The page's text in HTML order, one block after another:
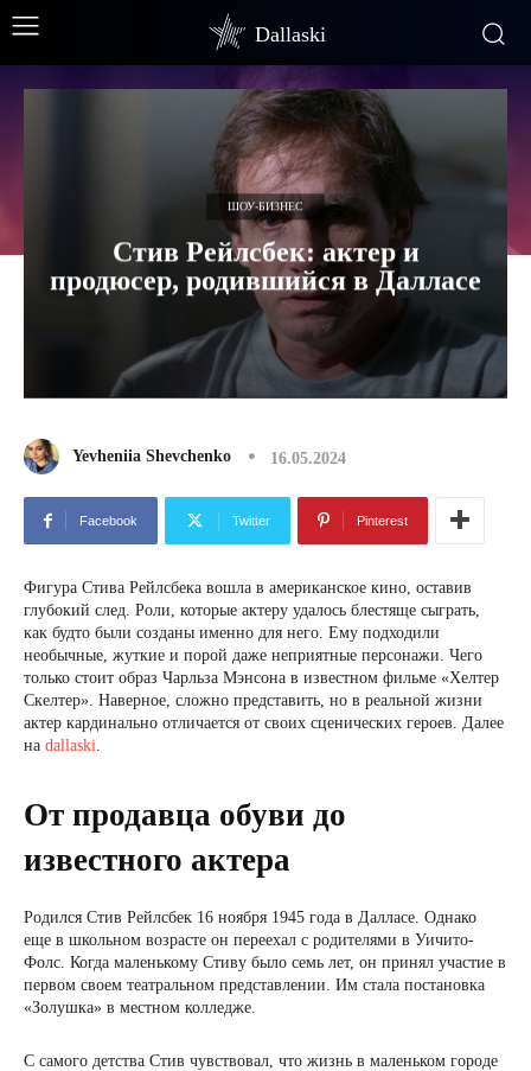
Dallaski
ШОУ-БИЗНЕС
Стив Рейлсбек: актер и
продюсер, родившийся в Далласе
Yevheniia Shevchenko 16.05.2024
Facebook Twitter Pinterest
Фигура Стива Рейлсбека вошла в американское кино, оставив
глубокий след. Роли, которые актеру удалось блестяще сыграть,
как будто были созданы именно для него. Ему подходили
необычные, жуткие и порой даже неприятные персонажи. Чего
только стоит образ Чарльза Мэнсона в известном фильме «Хелтер
Скелтер». Наверное, сложно представить, но в реальной жизни
актер кардинально отличается от своих сценических героев. Далее
на dallaski.
От продавца обуви до
известного актера
Родился Стив Рейлсбек 16 ноября 1945 года в Далласе. Однако
еще в школьном возрасте он переехал с родителями в Уичито-
Фолс. Когда маленькому Стиву было семь лет, он принял участие в
первом своем театральном представлении. Им стала постановка
«Золушка» в местном колледже.
С самого детства Стив чувствовал, что жизнь в маленьком городе